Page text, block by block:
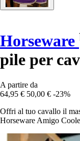
Horseware
pile per
A partire da
64,95 € 50,00 € -23%
Offri al tuo cavallo il
Horseware Amigo